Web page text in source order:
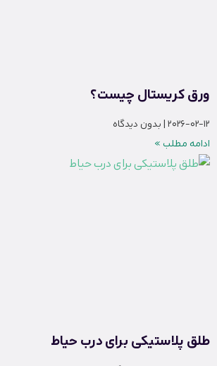
ورق کریستال چیست؟
2026-02-12 بدون دیدگاه
ادامه مطلب »
طلق پلاستیکی برای درب حیاط